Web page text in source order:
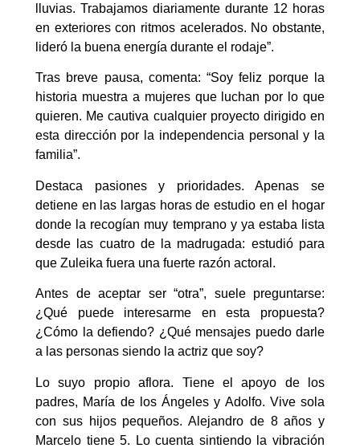
lluvias. Trabajamos diariamente durante 12 horas
en exteriores con ritmos acelerados. No obstante,
lideró la buena energía durante el rodaje”.
Tras breve pausa, comenta: “Soy feliz porque la
historia muestra a mujeres que luchan por lo que
quieren. Me cautiva cualquier proyecto dirigido en
esta dirección por la independencia personal y la
familia”.
Destaca pasiones y prioridades. Apenas se
detiene en las largas horas de estudio en el hogar
donde la recogían muy temprano y ya estaba lista
desde las cuatro de la madrugada: estudió para
que Zuleika fuera una fuerte razón actoral.
Antes de aceptar ser “otra”, suele preguntarse:
¿Qué puede interesarme en esta propuesta?
¿Cómo la defiendo? ¿Qué mensajes puedo darle
a las personas siendo la actriz que soy?
Lo suyo propio aflora. Tiene el apoyo de los
padres, María de los Ángeles y Adolfo. Vive sola
con sus hijos pequeños. Alejandro de 8 años y
Marcelo tiene 5. Lo cuenta sintiendo la vibración